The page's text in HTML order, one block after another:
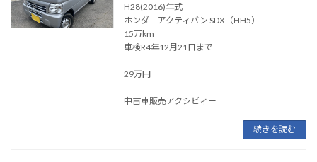
H28(2016)年式
ホンダ アクティバン SDX（HH5）
15万km
車検R4年12月21日まで
29万円
中古車販売アクシビィー
続きを読む